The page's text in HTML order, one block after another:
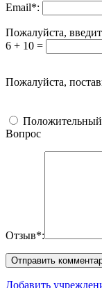
Email*:
Пожалуйста,
6 + 10 =
Пожалуйста,
Положительный
Вопрос
Отзыв*:
Добавить